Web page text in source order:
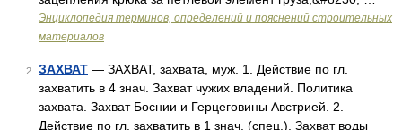
Энциклопедия терминов, определений и пояснений строительных
материалов
2 ЗАХВАТ — ЗАХВАТ, захвата, муж. 1. Действие по гл.
захватить в 4 знач. Захват чужих владений. Политика
захвата. Захват Боснии и Герцеговины Австрией. 2.
Действие по гл. захватить в 1 знач. (спец.). Захват воды